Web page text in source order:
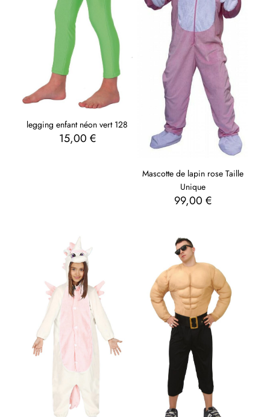
legging enfant néon vert 128
15,00 €
Mascotte de lapin rose Taille
Unique
99,00 €